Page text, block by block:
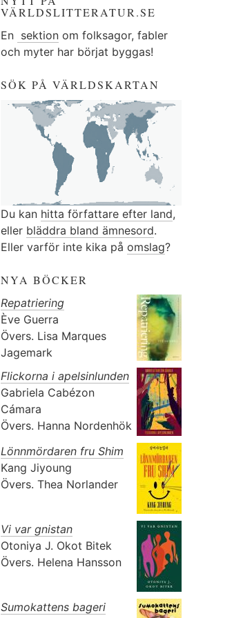
VÄRLDSLITTERATUR.SE
En sektionom folksagor, fabler
och myter har börjat byggas!
SÖK PÅ VÄRLDSKARTAN
Du kan hitta författare efter land,
eller bläddra bland ämnesord.
Eller varför inte kika på omslag?
NYA BÖCKER
Repatriering
Ève Guerra
Övers. Lisa Marques
Jagemark
Flickorna i apelsinlunden
Gabriela Cabézon
Cámara
Övers. Hanna Nordenhök
Lönnmördaren fru Shim
Kang Jiyoung
Övers. Thea Norlander
Vi var gnistan
Otoniya J. Okot Bitek
Övers. Helena Hansson
Sumokattens bageri